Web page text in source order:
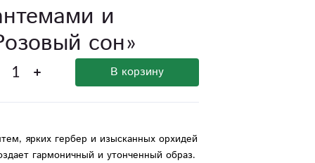
и
сон»
В корзину
ярких гербер и изысканных орхидей
гармоничный и утонченный образ.